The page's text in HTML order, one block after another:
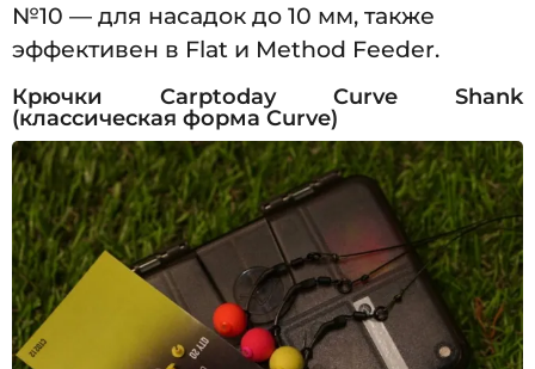
№10 — для насадок до 10 мм, также
эффективен в Flat и Method Feeder.
Крючки Carptoday Curve Shank
(классическая форма Curve)